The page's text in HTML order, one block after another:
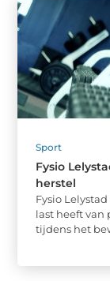
Sport
Fysio
herstel
Fysio
last heeft van
tijdens het